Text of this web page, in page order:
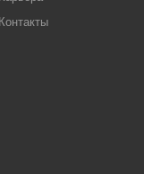
Контакты